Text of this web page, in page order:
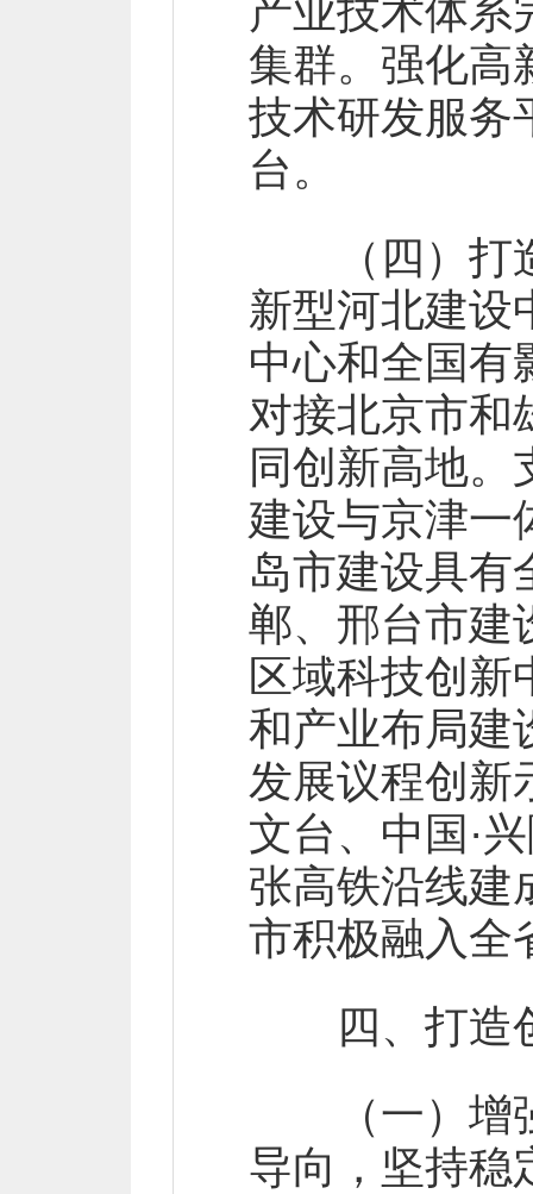
产业技术体系
集群。强化高
技术研发服务
台。
（四）打造
新型河北建设
中心和全国有
对接北京市和
同创新高地
建设与京津一
岛市建设具有
郸、邢台市建
区域科技创
和产业布局建
发展议程创新
文台、中国·
张高铁沿线建
市积极融入全
四、打造
（一）增强
导向，坚持稳